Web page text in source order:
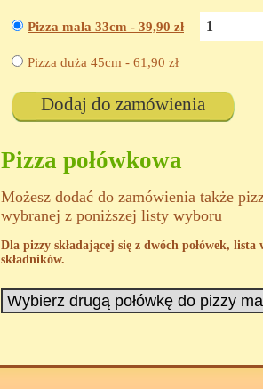
Pizza mała 33cm - 39,90 zł
Pizza duża 45cm - 61,90 zł
Dodaj do zamówienia
Pizza połówkowa
Możesz dodać do zamówienia także
wybranej z poniższej listy wyboru
Dla pizzy składającej się z dwóch połówek,
składników.